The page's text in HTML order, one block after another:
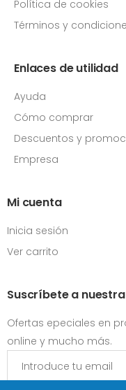
Política de cookies
Términos y
Enlaces de utilidad
Ayuda
Cómo comprar
Descuentos y
Empresa
Mi cuenta
Inicia sesión
Ver carrito
Suscríbete a
Ofertas epeciales en
online y mucho más.